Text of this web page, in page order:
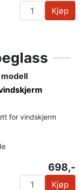
Kjøp
for vindskjerm
698,-
Kjøp